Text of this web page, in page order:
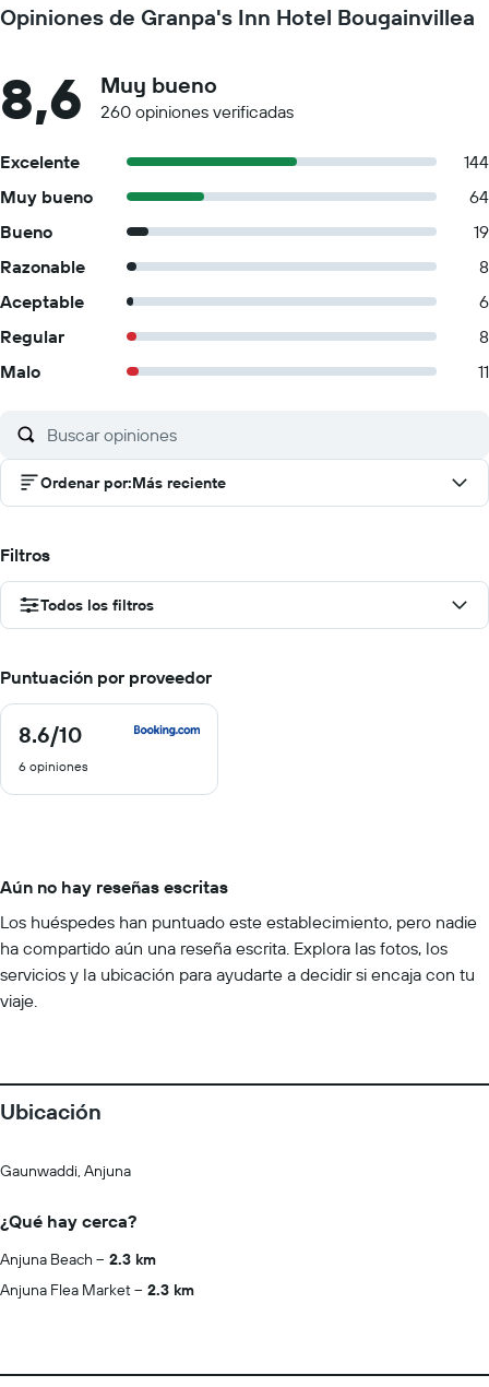
Opiniones de Granpa's Inn Hotel Bougainvillea
8,6 Muy bueno
260 opiniones verificadas
Excelente
144
Muy bueno
64
Bueno
19
Razonable
8
Aceptable
6
Regular
8
Malo
11
Ordenar por:Más reciente
Filtros
Todos los filtros
Puntuación por proveedor
8.6/10
8.6
10
6 opiniones
Aún no hay reseñas escritas
Los huéspedes han puntuado este establecimiento, pero nadie
ha compartido aún una reseña escrita. Explora las fotos, los
servicios y la ubicación para ayudarte a decidir si encaja con tu
viaje.
Ubicación
Gaunwaddi, Anjuna
¿Qué hay cerca?
Anjuna Beach
2.3 km
Anjuna Flea Market
2.3 km